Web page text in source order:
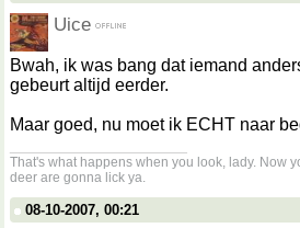
Uice
Bwah, ik was bang dat iemand
gebeurt altijd eerder.
Maar goed, nu moet ik ECHT naar
That's what happens when you look, lady. Now
deer are gonna lick ya.
08-10-2007, 00:21